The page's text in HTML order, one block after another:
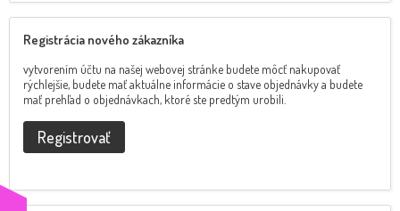
Registrácia nového zákazníka
vytvorením účtu na našej webovej stránke budete môcť nakupovať
rýchlejšie, budete mať aktuálne informácie o stave objednávky a budete
mať prehľad o objednávkach, ktoré ste predtým urobili.
Registrovať